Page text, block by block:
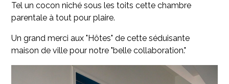
Tel un cocon niché sous les toits cette chambre
parentale à tout pour plaire.
Un grand merci aux "Hôtes" de cette séduisante
maison de ville pour notre "belle collaboration."